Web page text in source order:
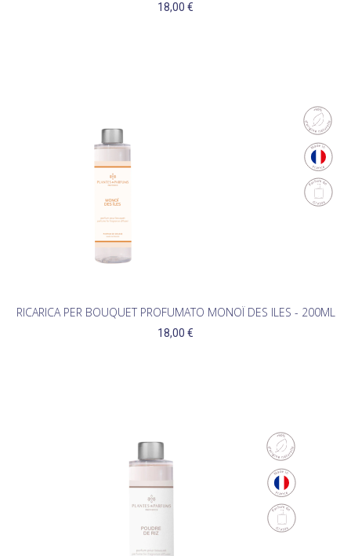
18,00 €
RICARICA PER BOUQUET PROFUMATO MONOÏ DES ILES - 200ML
18,00 €